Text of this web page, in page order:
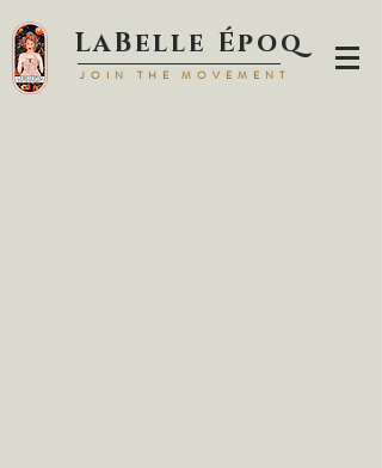
LaBelle Époq
JOIN TH E MOVEMENT